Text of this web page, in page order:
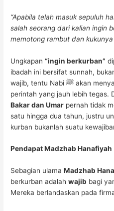
“Apabila telah masuk sepuluh
salah seorang dari kalian ingin
memotong rambut dan kukunya
Ungkapan“ingin berkurban”
ibadah ini bersifat sunnah,
wajib, tentu Nabi ﷺ akan menyampaikannya dengan redaksi
perintah yang jauh lebih tegas.
Bakar dan Umar pernah tidak
satu hingga dua tahun, justru
kurban bukanlah suatu
Pendapat Madzhab Hanafiyah
Sebagian ulamaMadzhab
berkurban adalahwajib bagi